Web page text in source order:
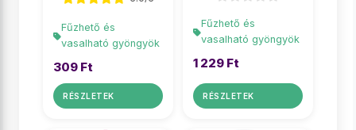
Fűzhető és
vasalható gyöngyök
309 Ft
RÉSZLETEK
Fűzhető és
vasalható gyöngyök
1 229 Ft
RÉSZLETEK